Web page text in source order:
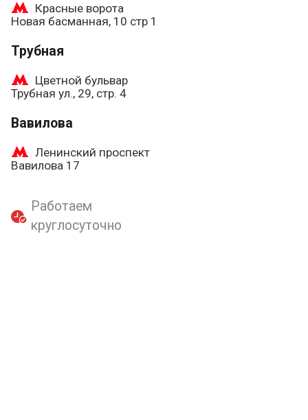
Красные ворота
Новая басманная, 10 стр 1
Трубная
Цветной бульвар
Трубная ул., 29, стр. 4
Вавилова
Ленинский проспект
Вавилова 17
Работаем
круглосуточно